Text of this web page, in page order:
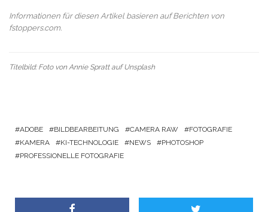
Informationen für diesen Artikel basieren auf Berichten von
fstoppers.com.
Titelbild: Foto von Annie SprattaufUnsplash
ADOBE BILDBEARBEITUNG CAMERA RAW
FOTOGRAFIE
KAMERA
KI-TECHNOLOGIE NEWS
PHOTOSHOP
PROFESSIONELLE FOTOGRAFIE